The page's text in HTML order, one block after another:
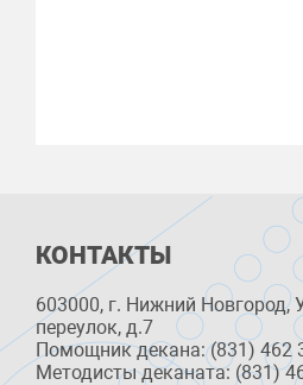
КОНТАКТЫ
603000, г. Нижний Новгород,
переулок, д.7
Помощник декана: (831) 462
Методисты деканата: (831)